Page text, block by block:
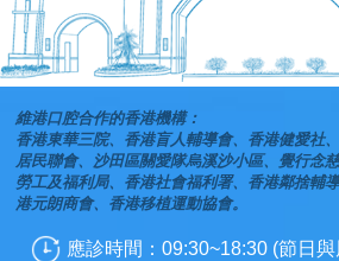
維港口腔合作的香港機構：
香港東華三院、香港盲人輔導會、香港健愛社
居民聯會、沙田區關愛隊烏溪沙小區、覺行念
勞工及福利局、香港社會福利署、香港鄰捨輔
港元朗商會、香港移植運動協會。
應診時間：09:30~18:30 (節日